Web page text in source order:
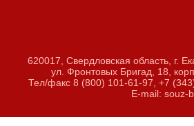
620017, Свердловская область, г.
ул. Фронтовых Бригад, 18,
Тел/факс 8 (800) 101-61-97, +7
E-mail: souz-